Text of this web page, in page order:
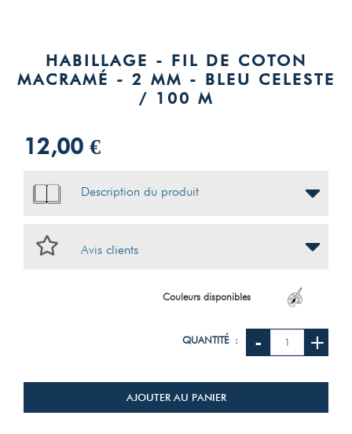
HABILLAGE - FIL DE COTON
MACRAMÉ - 2 MM - BLEU CELESTE
/ 100 M
12,00 €
Description du produit
Avis clients
Couleurs disponibles
QUANTITÉ : - +
AJOUTER AU PANIER